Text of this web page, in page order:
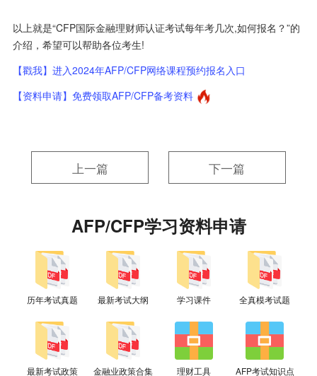
以上就是“CFP国际金融理财师认证考试每年考几次,如何报名？”的
介绍，希望可以帮助各位考生!
【戳我】进入2024年AFP/CFP网络课程预约报名入口
【资料申请】免费领取AFP/CFP备考资料
上一篇 下一篇
AFP/CFP学习资料申请
历年考试真题 最新考试大纲 学习课件 全真模考试题
最新考试政策 金融业政策合集 理财工具 AFP考试知识点